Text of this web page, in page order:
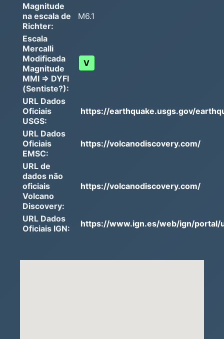
Magnitude
na escala de
Richter:
M6.1
Escala
Mercalli
Modificada
Magnitude
MMI => DYFI
(Sentiste?):
V
URL Dados
Oficiais
USGS:
https://earthquake.usgs.gov/
URL Dados
Oficiais
EMSC:
https://volcanodiscovery.com/
URL de
dados não
oficiais
Volcano
Discovery:
https://volcanodiscovery.com/
URL Dados
Oficiais IGN:
https://www.ign.es/web/ign/